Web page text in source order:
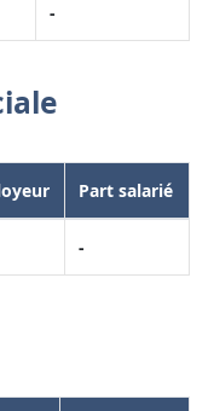
-
Part salarié
-